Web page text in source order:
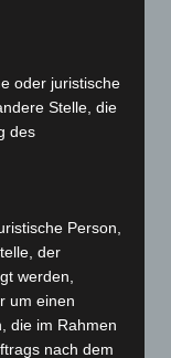
oder juristische
Stelle, die
des
Person,
der
werden,
um einen
die im Rahmen
nach dem